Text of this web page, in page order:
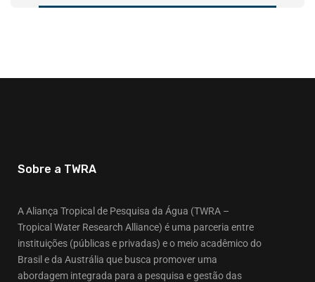
Sobre a TWRA
A Aliança Tropical de Pesquisa da Água (TWRA –
Tropical Water Research Alliance) é uma parceria entre
instituições (públicas e privadas) e o meio acadêmico do
Brasil e da Austrália que busca promover uma
abordagem integrada para a pesquisa e gestão das